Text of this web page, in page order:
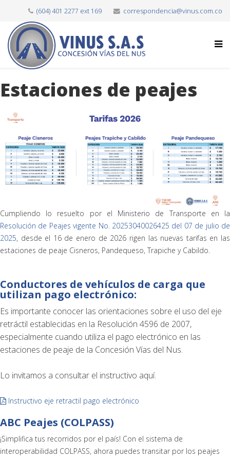
(604) 401 2277 ext 169 correspondencia@vinus.com.co
Estaciones de peajes
Cumpliendo lo resuelto por el Ministerio de Transporte en la
Resolución de Peajes vigente No. 20253040026425 del 07 de julio de
2025, desde el 16 de enero de 2026 rigen las nuevas tarifas en las
estaciones de peaje Cisneros, Pandequeso, Trapiche y Cabildo.
Conductores de vehículos de carga que
utilizan pago electrónico:
Es importante conocer las orientaciones sobre el uso del eje
retráctil establecidas en la Resolución 4596 de 2007,
especialmente cuando utiliza el pago electrónico en las
estaciones de peaje de la Concesión Vías del Nus.
Lo invitamos a consultar el instructivo aquí.
Instructivo eje retractil pago electrónico
ABC Peajes (COLPASS)
¡Simplifica tus recorridos por el país! Con el sistema de
interoperabilidad COLPASS, ahora puedes transitar por los peajes